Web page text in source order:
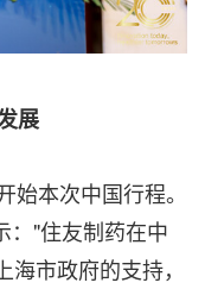
展
本次中国行程。
："住友制药在中
市政府的支持，